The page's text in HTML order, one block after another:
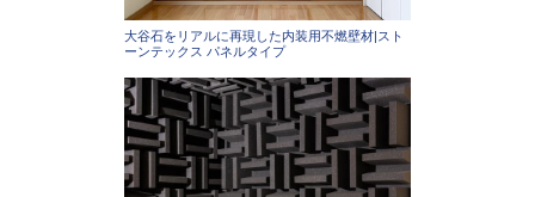
大谷石をリアルに再現した内装用不燃壁材|スト
ーンテックス パネルタイプ